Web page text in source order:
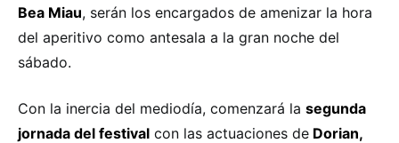
Bea Miau, serán los encargados de amenizar la hora
del aperitivo como antesala a la gran noche del
sábado.
Con la inercia del mediodía, comenzará la segunda
jornada del festival con las actuaciones de Dorian,